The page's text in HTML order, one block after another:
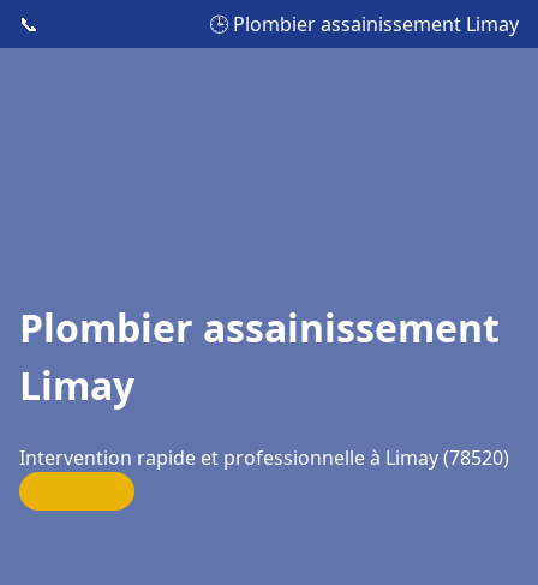
📞 🕒 Plombier assainissement Limay
Plombier assainissement
Limay
Intervention rapide et professionnelle à Limay (78520)